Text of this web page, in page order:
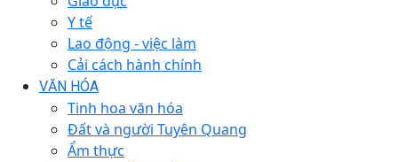
Y tế
Lao động - việc làm
Cải cách hành chính
VĂN HÓA
Tinh hoa văn hóa
Đất và người Tuyên Quang
Ẩm thực